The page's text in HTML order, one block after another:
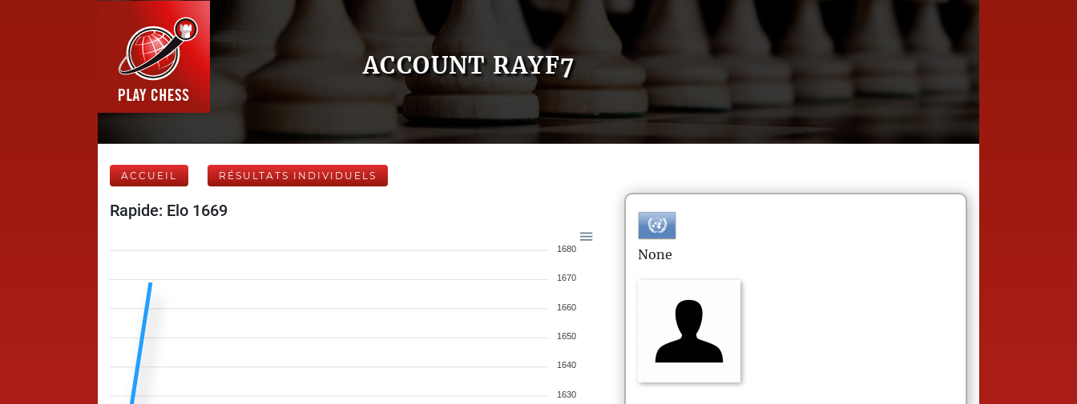
ACCOUNT RAYF7
ACCUEIL RÉSULTATS INDIVIDUELS
Rapide: Elo 1669
1680
1670
1660
1650
1640
1630
None